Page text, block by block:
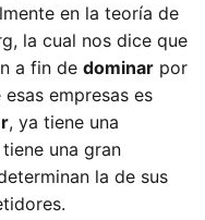
en la teoría de
la cual nos dice que
a fin de dominar por
empresas es
, ya tiene una
una gran
la de sus